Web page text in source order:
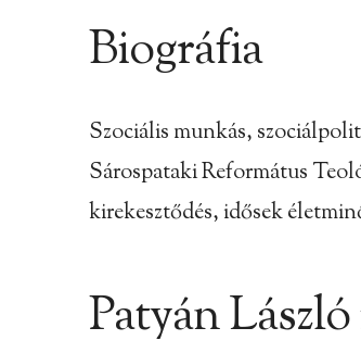
Biográfia
Szociális munkás,
Sárospataki Református
kirekesztődés, idősek
Patyán